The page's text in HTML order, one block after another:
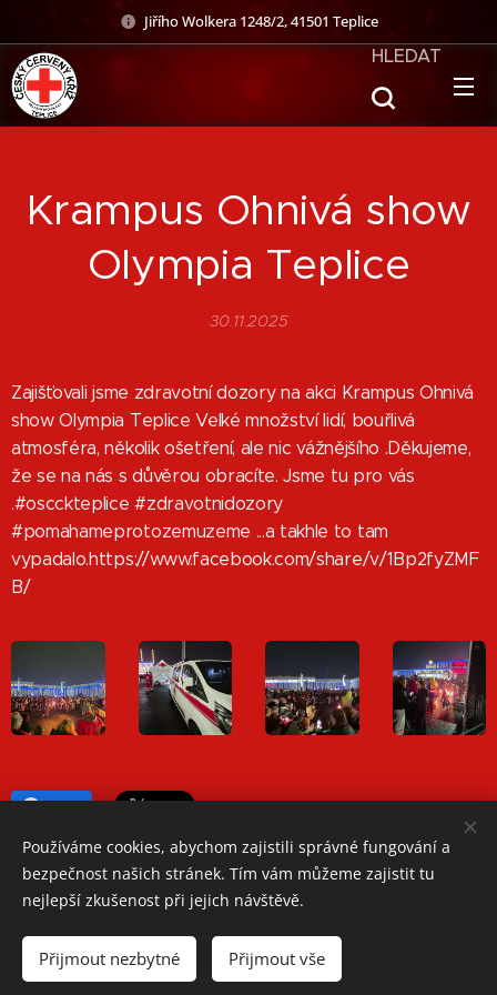
Jiřího Wolkera 1248/2, 41501 Teplice
HLEDAT
Krampus Ohnivá show
Olympia Teplice
30.11.2025
Zajišťovali jsme zdravotní dozory na akci Krampus Ohnivá
show Olympia Teplice Velké množství lidí, bouřlivá
atmosféra, několik ošetření, ale nic vážnějšího .Děkujeme,
že se na nás s důvěrou obracíte. Jsme tu pro vás
.#oscckteplice #zdravotnidozory
#pomahameprotozemuzeme ...a takhle to tam
vypadalo.https://www.facebook.com/share/v/1Bp2fyZMF
B/
Share
Oblastní spolek Českého červeného kříže Teplice
Jiřího Wolkera 1248/2, 41501 Teplice
Používáme cookies, abychom zajistili správné fungování a
bezpečnost našich stránek. Tím vám můžeme zajistit tu
nejlepší zkušenost při jejich návštěvě.
Přijmout nezbytné Přijmout vše